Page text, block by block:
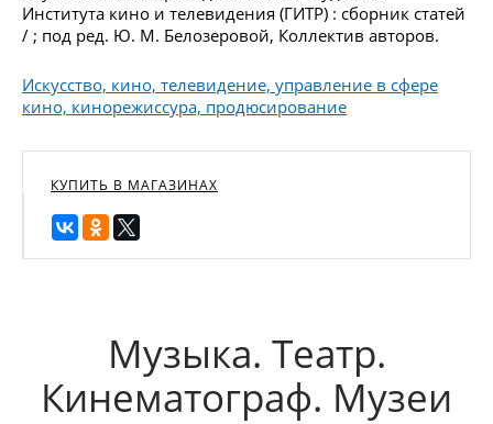
Института кино и телевидения (ГИТР) : сборник статей
/ ; под ред. Ю. М. Белозеровой, Коллектив авторов.
Искусство, кино, телевидение, управление в сфере
кино, кинорежиссура, продюсирование
КУПИТЬ В МАГАЗИНАХ
Музыка. Театр.
Кинематограф. Музеи